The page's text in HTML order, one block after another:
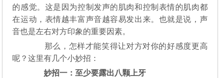
的感觉。这是因为控制发声的肌肉和控制表情的肌肉都
在运动，表情越丰富声音越容易发出来。也就是说，声
音也是左右对方印象的重要因素。
那么，怎样才能笑得让对方对你的好感度更高
呢？这里有几个小妙招：
妙招一：至少要露出八颗上牙